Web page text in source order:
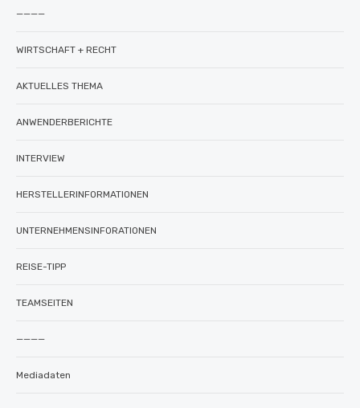
————
WIRTSCHAFT + RECHT
AKTUELLES THEMA
ANWENDERBERICHTE
INTERVIEW
HERSTELLERINFORMATIONEN
UNTERNEHMENSINFORATIONEN
REISE-TIPP
TEAMSEITEN
————
Mediadaten